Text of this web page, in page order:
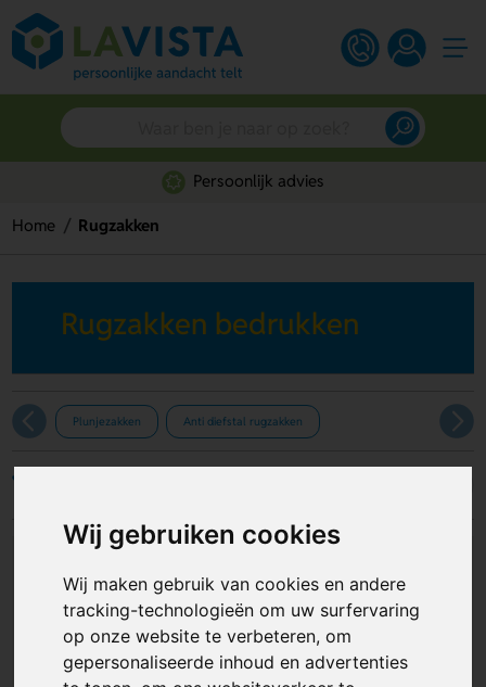
Wij gebruiken cookies
Wij maken gebruik van cookies en andere
tracking-technologieën om uw surfervaring
op onze website te verbeteren, om
gepersonaliseerde inhoud en advertenties
Persoonlijk advies
Home Rugzakken
Rugzakken bedrukken
Plunjezakken Anti diefstal rugzakken